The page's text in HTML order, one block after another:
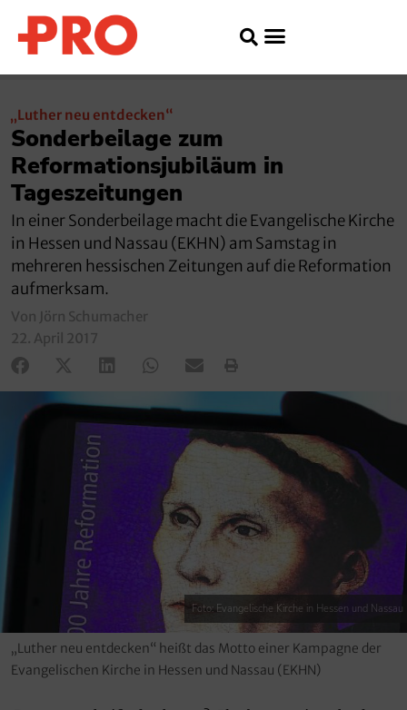
„Luther neu entdecken“
Sonderbeilage zum
Reformationsjubiläum in
Tageszeitungen
In einer Sonderbeilage macht die Evangelische Kirche
in Hessen und Nassau (EKHN) am Samstag in
mehreren hessischen Zeitungen auf die Reformation
aufmerksam.
Von Jörn Schumacher
22. April 2017
Foto: Evangelische Kirche in Hessen und Nassau
„Luther neu entdecken“ heißt das Motto einer Kampagne der
Evangelischen Kirche in Hessen und Nassau (EKHN)